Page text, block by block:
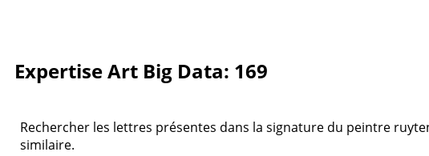
Expertise Art Big Data: 169
Rechercher les lettres présentes dans la signature du peintre
similaire.